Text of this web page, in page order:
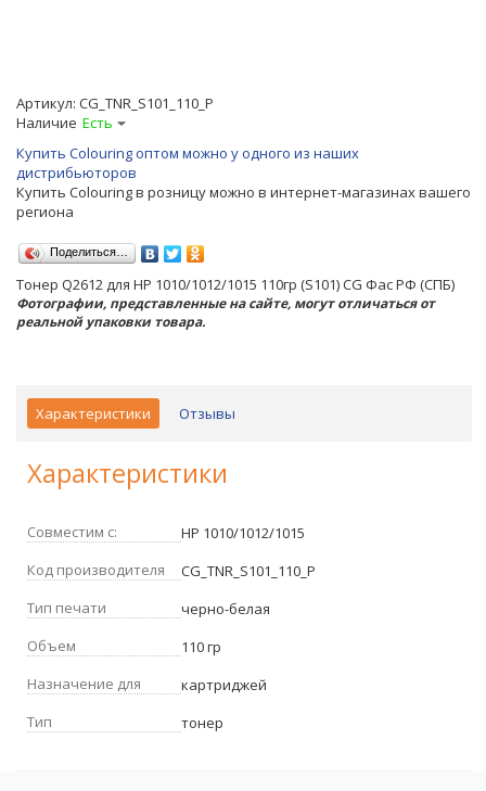
Артикул: CG_TNR_S101_110_P
Наличие Есть
Купить Colouring оптом можно у одного из наших
дистрибьюторов
Купить Colouring в розницу можно в интернет-магазинах вашего
региона
Поделиться…
Тонер Q2612 для HP 1010/1012/1015 110гр (S101) CG Фас РФ (СПБ)
Фотографии, представленные на сайте, могут отличаться от
реальной упаковки товара.
Характеристики Отзывы
Характеристики
Совместим с:
HP 1010/1012/1015
Код производителя
CG_TNR_S101_110_P
Тип печати
черно-белая
Объем
110 гр
Назначение для
картриджей
Тип
тонер